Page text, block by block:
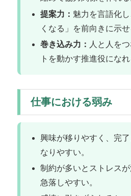
提案力： 魅力を言語化
くなる」を前向きに示せ
巻き込み力： 人と人を
トを動かす推進役になれ
仕事における弱み
興味が移りやすく、完
なりやすい。
制約が多いとストレス
急落しやすい。